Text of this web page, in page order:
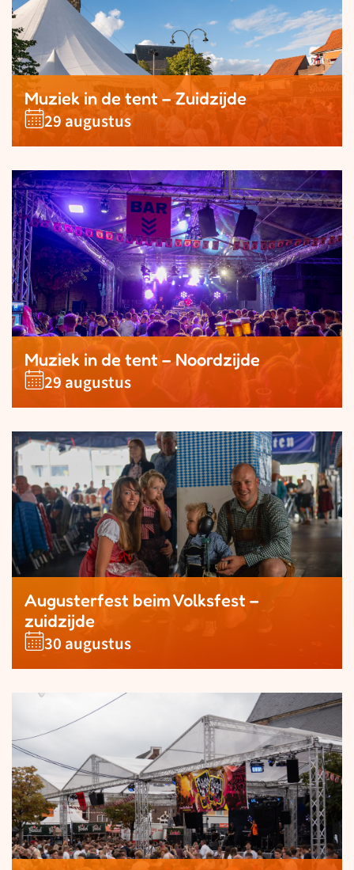
Muziek in de tent – Zuidzijde
29 augustus
Muziek in de tent – Noordzijde
29 augustus
Augusterfest beim Volksfest –
zuidzijde
30 augustus